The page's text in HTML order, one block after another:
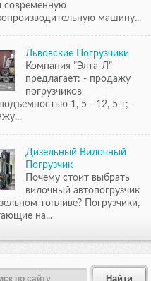
современную
машину...
Львовские Погрузчики
Компания ”Элта-Л”
предлагает: - продажу
погрузчиков
1, 5 - 12, 5 т; -
Дизельный Вилочный
Погрузчик
Почему стоит выбрать
вилочный автопогрузчик
топливе? Погрузчики,
на...